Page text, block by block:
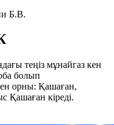
Б.В.
теңіз мұнайгаз кен
болып
орны: Қашаған,
Қашаған кіреді.